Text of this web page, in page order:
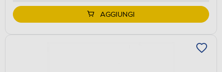
AGGIUNGI